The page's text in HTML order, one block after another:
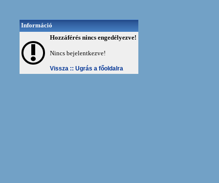
Információ
Hozzáférés nincs engedélyezve!
Nincs bejelentkezve!
Vissza :: Ugrás a főoldalra